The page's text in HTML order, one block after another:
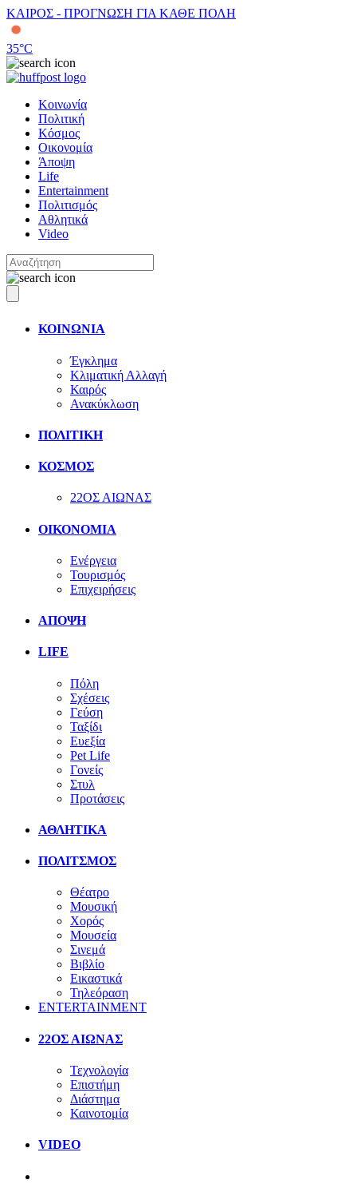
ΚΑΙΡΟΣ - ΠΡΟΓΝΩΣΗ ΓΙΑ ΚΑΘΕ ΠΟΛΗ
35°C
Κοινωνία
Πολιτική
Κόσμος
Οικονομία
Άποψη
Life
Entertainment
Πολιτισμός
Αθλητικά
Video
ΚΟΙΝΩΝΙΑ
Έγκλημα
Κλιματική Αλλαγή
Καιρός
Ανακύκλωση
ΠΟΛΙΤΙΚΗ
ΚΟΣΜΟΣ
22ΟΣ ΑΙΩΝΑΣ
ΟΙΚΟΝΟΜΙΑ
Ενέργεια
Τουρισμός
Επιχειρήσεις
ΑΠΟΨΗ
LIFE
Πόλη
Σχέσεις
Γεύση
Ταξίδι
Ευεξία
Pet Life
Γονείς
Στυλ
Προτάσεις
ΑΘΛΗΤΙΚΑ
ΠΟΛΙΤΣΜΟΣ
Θέατρο
Μουσική
Χορός
Μουσεία
Σινεμά
Βιβλίο
Εικαστικά
Τηλεόραση
ENTERTAINMENT
22ΟΣ ΑΙΩΝΑΣ
Τεχνολογία
Επιστήμη
Διάστημα
Καινοτομία
VIDEO